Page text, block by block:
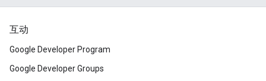
互动
Google Developer Program
Google Developer Groups